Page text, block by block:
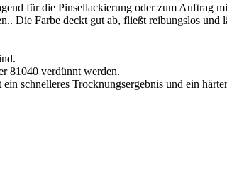
für die Pinsellackierung oder zum Auftrag
Die Farbe deckt gut ab, fließt reibungslos und
81040 verdünnt werden.
schnelleres Trocknungsergebnis und ein